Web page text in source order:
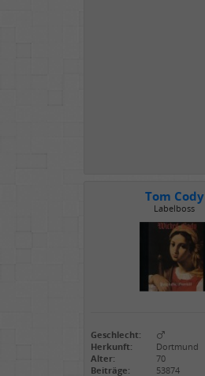
Tom Cody
Labelboss
Geschlecht:
Herkunft:
Dortmund
Alter:
70
Beiträge:
53874